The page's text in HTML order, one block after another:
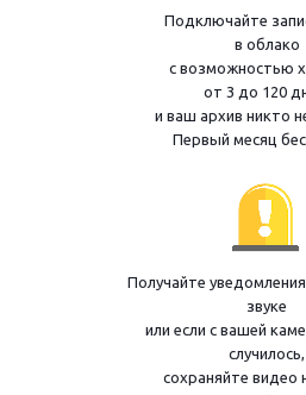
Подключайте
в облако
с возможностью
от 3 до 120
и ваш архив никто
Первый месяц
Получайте
звуке
или если с вашей
случилось,
сохраняйте видео